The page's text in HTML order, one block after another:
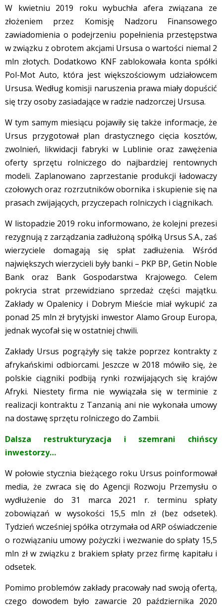
W kwietniu 2019 roku wybuchła afera związana ze
złożeniem przez Komisję Nadzoru Finansowego
zawiadomienia o podejrzeniu popełnienia przestępstwa
w związku z obrotem akcjami Ursusa o wartości niemal 2
mln złotych. Dodatkowo KNF zablokowała konta spółki
Pol-Mot Auto, która jest większościowym udziałowcem
Ursusa. Według komisji naruszenia prawa miały dopuścić
się trzy osoby zasiadające w radzie nadzorczej Ursusa.
W tym samym miesiącu pojawiły się także informacje, że
Ursus przygotował plan drastycznego cięcia kosztów,
zwolnień, likwidacji fabryki w Lublinie oraz zawężenia
oferty sprzętu rolniczego do najbardziej rentownych
modeli. Zaplanowano zaprzestanie produkcji ładowaczy
czołowych oraz rozrzutników obornika i skupienie się na
prasach zwijających, przyczepach rolniczych i ciągnikach.
W listopadzie 2019 roku informowano, że kolejni prezesi
rezygnują z zarządzania zadłużoną spółką Ursus S.A., zaś
wierzyciele domagają się spłat zadłużenia. Wśród
największych wierzycieli były banki – PKP BP, Getin Noble
Bank oraz Bank Gospodarstwa Krajowego. Celem
pokrycia strat przewidziano sprzedaż części majątku.
Zakłady w Opalenicy i Dobrym Mieście miał wykupić za
ponad 25 mln zł brytyjski inwestor Alamo Group Europa,
jednak wycofał się w ostatniej chwili.
Zakłady Ursus pogrążyły się także poprzez kontrakty z
afrykańskimi odbiorcami. Jeszcze w 2018 mówiło się, że
polskie ciągniki podbiją rynki rozwijających się krajów
Afryki. Niestety firma nie wywiązała się w terminie z
realizacji kontraktu z Tanzanią ani nie wykonała umowy
na dostawę sprzętu rolniczego do Zambii.
Dalsza restrukturyzacja i szemrani chińscy
inwestorzy…
W połowie stycznia bieżącego roku Ursus poinformował
media, że zwraca się do Agencji Rozwoju Przemysłu o
wydłużenie do 31 marca 2021 r. terminu spłaty
zobowiązań w wysokości 15,5 mln zł (bez odsetek).
Tydzień wcześniej spółka otrzymała od ARP oświadczenie
o rozwiązaniu umowy pożyczki i wezwanie do spłaty 15,5
mln zł w związku z brakiem spłaty przez firmę kapitału i
odsetek.
Pomimo problemów zakłady pracowały nad swoją ofertą,
czego dowodem było zawarcie 20 października 2020